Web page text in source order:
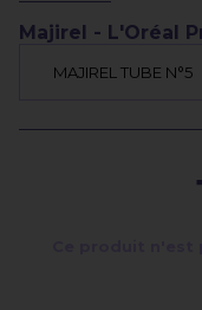
assure une couverture
Enrichie des
laissant forts et en
Majirel - L'Oréal